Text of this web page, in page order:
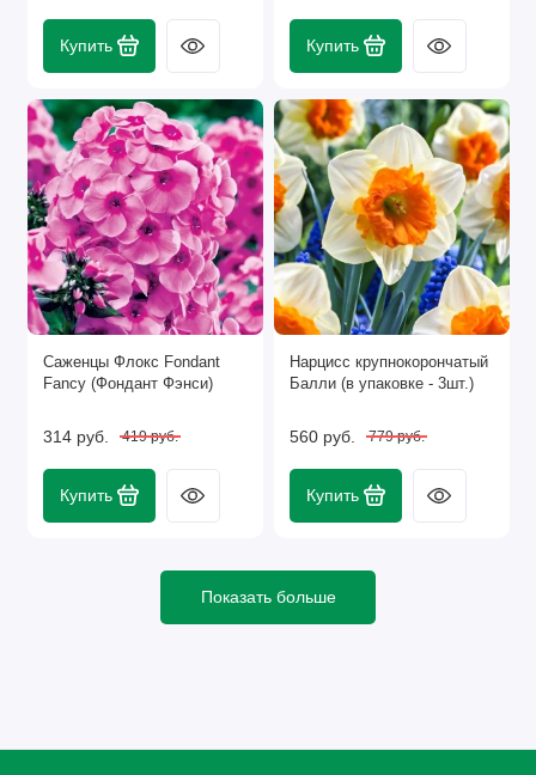
Купить Купить
Саженцы Флокс Fondant
Fancy (Фондант Фэнси)
314 руб. 419 руб.
Купить
Нарцисс крупнокорончатый
Балли (в упаковке - 3шт.)
560 руб. 779 руб.
Купить
Показать больше